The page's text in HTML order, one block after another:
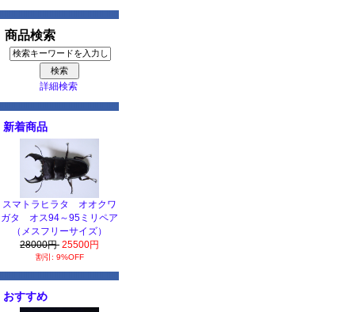
商品検索
詳細検索
新着商品
スマトラヒラタ オオクワ
ガタ オス94～95ミリペア
（メスフリーサイズ）
28000円 25500円
割引: 9%OFF
おすすめ